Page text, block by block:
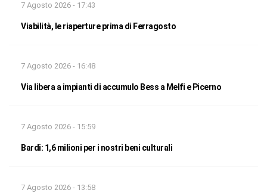
7 Agosto 2026 - 17:43
Viabilità, le riaperture prima di Ferragosto
7 Agosto 2026 - 16:48
Via libera a impianti di accumulo Bess a Melfi e Picerno
7 Agosto 2026 - 15:59
Bardi: 1,6 milioni per i nostri beni culturali
7 Agosto 2026 - 13:58